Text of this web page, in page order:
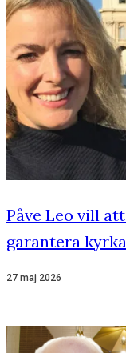
Påve Leo vill
garantera
27 maj 2026